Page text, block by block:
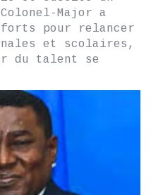
Major a
pour relancer
et scolaires,
du talent se